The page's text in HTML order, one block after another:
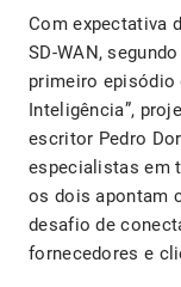
Com expectativa
SD-WAN,
primeiro episódio
Inteligência”,
escritor Pedro
especialistas em
os dois apontam
desafio de
fornecedores e